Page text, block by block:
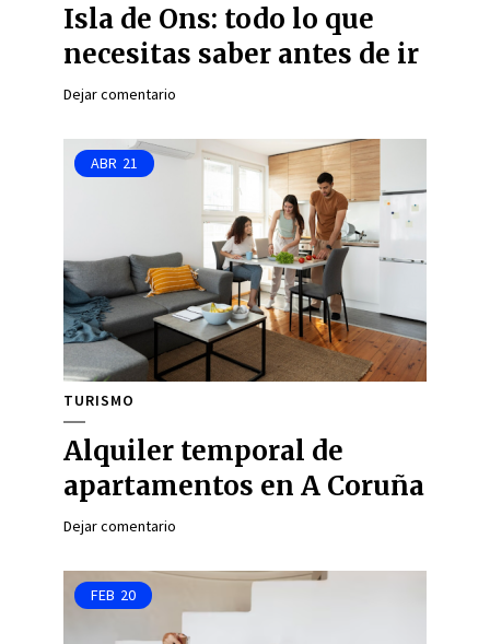
Isla de Ons: todo lo que
necesitas saber antes de ir
Dejar comentario
ABR 21
TURISMO
Alquiler temporal de
apartamentos en A Coruña
Dejar comentario
FEB 20